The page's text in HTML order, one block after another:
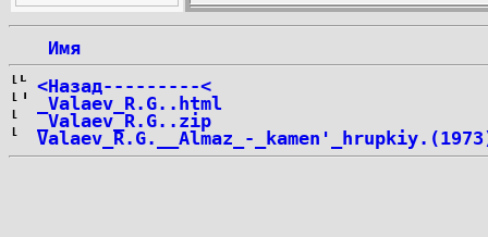
Имя
<Назад---------<
_Valaev_R.G..html
_Valaev_R.G..zip
Valaev_R.G.__Almaz_-